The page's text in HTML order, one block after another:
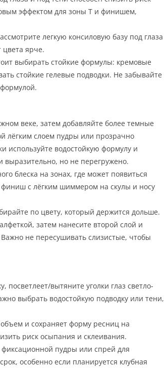
эффектом для зоны T и финишем,
легкую консиловую базу под глаза
цвета ярче.
выбирать стойкие формулы: кремовые
стойкие гелевые подводки. Не забывайте
веке, затем добавляйте более темные
лёгким слоем пудры или прозрачно
водостойкую формулу и
выразительно, но не перегружено.
блеска на зонах, где может появиться
с лёгким шиммером на скулы и носу
по цвету, который держится дольше.
затем нанесите второй слой и
не пересушивать слизистые, чтобы
посветлеет/вытяните уголки глаз светло-
выбрать водостойкую подводку или тени,
и сохраняет форму ресниц на
риск осыпания и склеивания.
пудры или спрей для
особенно если планируется клубная